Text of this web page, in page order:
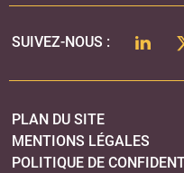
SUIVEZ-NOUS :
PLAN DU SITE
MENTIONS LÉGALES
POLITIQUE DE